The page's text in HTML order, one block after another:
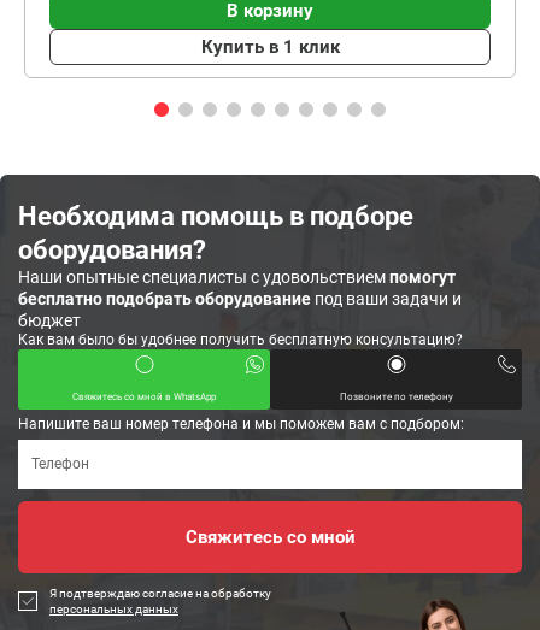
В корзину
Купить в 1 клик
Необходима помощь в подборе
оборудования?
Наши опытные специалисты с удовольствиемпомогут
бесплатно подобрать оборудование под ваши задачи и
бюджет
Как вам было бы удобнее получить бесплатную консультацию?
Свяжитесь со мной в WhatsApp Позвоните по телефону
Напишите ваш номер телефона и мы поможем вам с подбором:
Я подтверждаю согласие на обработку
персональных данных